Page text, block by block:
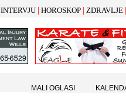
INTERVJU | HOROSKOP | ZDRAVLJE |
MALI OGLASI